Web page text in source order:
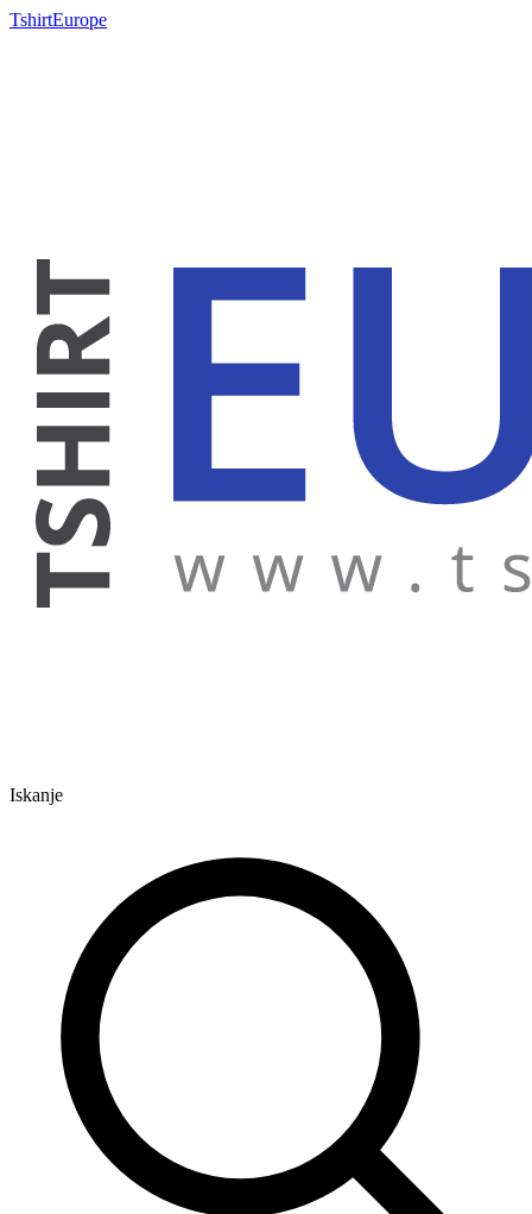
TshirtEurope
Iskanje